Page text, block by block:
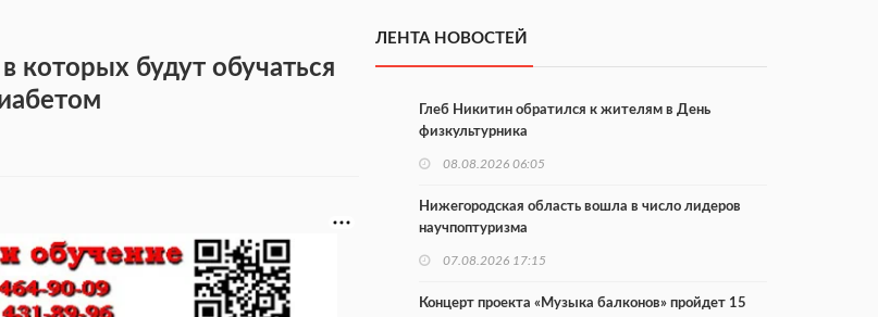
которых будут обучаться
ЛЕНТА НОВОСТЕЙ
Глеб Никитин обратился к жителям в День
физкультурника
08.08.2026 06:05
Нижегородская область вошла в число лидеров
научпоптуризма
07.08.2026 17:15
Концерт проекта «Музыка балконов» пройдет 15